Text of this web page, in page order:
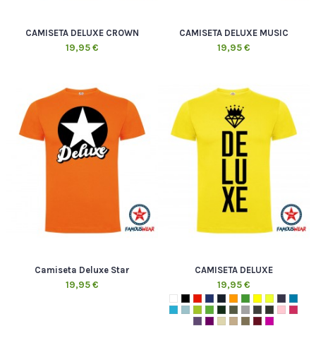
CAMISETA DELUXE CROWN
19,95 €
CAMISETA DELUXE MUSIC
19,95 €
Camiseta Deluxe Star
19,95 €
CAMISETA DELUXE
19,95 €